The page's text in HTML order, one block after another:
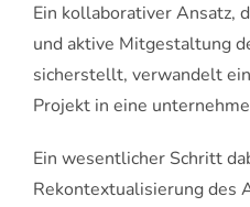
Ein kollaborativer Ansatz,
und aktive Mitgestaltung
sicherstellt, verwandelt
Projekt in eine
Ein wesentlicher Schritt
Rekontextualisierung des